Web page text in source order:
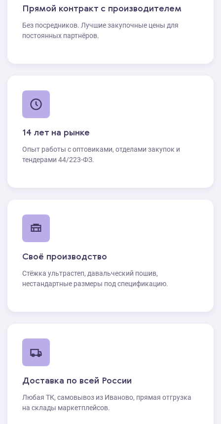
Прямой контракт с производителем
Без посредников. Лучшие закупочные цены для
постоянных партнёров.
14 лет на рынке
Опыт работы с оптовиками, отделами закупок и
тендерами 44/223-ФЗ.
Своё производство
Стёжка ультрастеп, давальческий пошив,
нестандартные размеры под спецификацию.
Доставка по всей России
Любая ТК, самовывоз из Иваново, прямая отгрузка
на склады маркетплейсов.